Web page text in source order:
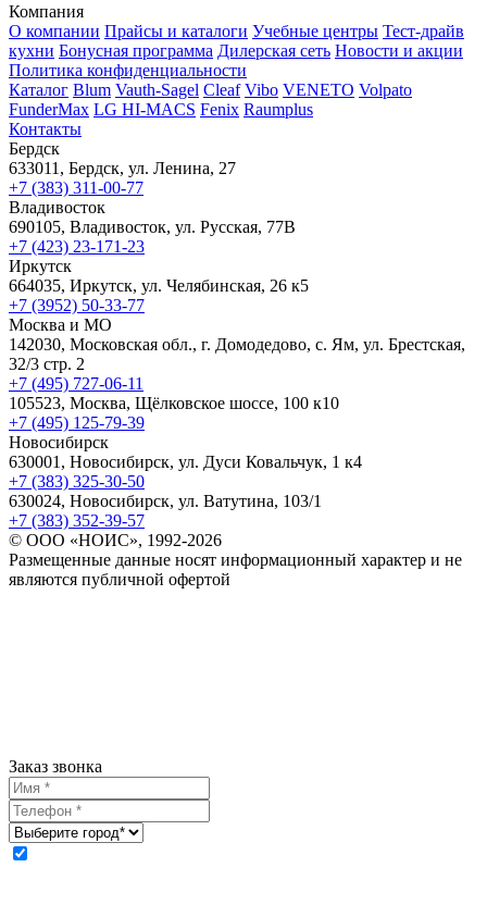
Компания
О компании Прайсы и каталоги Учебные центры Тест-драйв
кухни Бонусная программа Дилерская сеть Новости и акции
Политика конфиденциальности
Каталог Blum Vauth-Sagel Cleaf Vibo VENETO Volpato
FunderMax LG HI-MACS Fenix Raumplus
Контакты
Бердск
633011, Бердск, ул. Ленина, 27
+7 (383) 311-00-77
Владивосток
690105, Владивосток, ул. Русская, 77В
+7 (423) 23-171-23
Иркутск
664035, Иркутск, ул. Челябинская, 26 к5
+7 (3952) 50-33-77
Москва и МО
142030, Московская обл., г. Домодедово, с. Ям, ул. Брестская,
32/3 стр. 2
+7 (495) 727-06-11
105523, ​Москва, Щёлковское шоссе, 100 к10
+7 (495) 125-79-39
Новосибирск
630001, Новосибирск, ул. Дуси Ковальчук, 1 к4
+7 (383) 325-30-50
630024, Новосибирск, ул. Ватутина, 103/1
+7 (383) 352-39-57
© ООО «НОИС», 1992-2026
Размещенные данные носят информационный характер и не
являются публичной офертой
Заказ звонка